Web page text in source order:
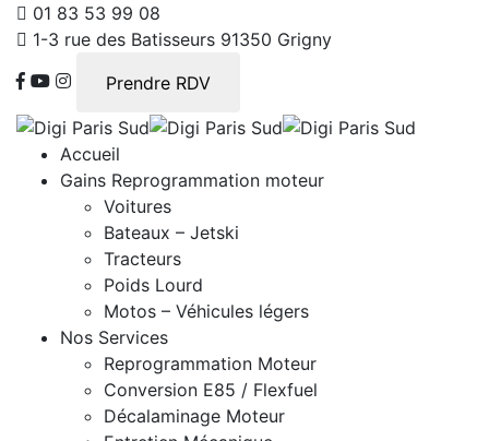
01 83 53 99 08
1-3 rue des Batisseurs 91350 Grigny
Prendre RDV
Accueil
Gains Reprogrammation moteur
Voitures
Bateaux – Jetski
Tracteurs
Poids Lourd
Motos – Véhicules légers
Nos Services
Reprogrammation Moteur
Conversion E85 / Flexfuel
Décalaminage Moteur